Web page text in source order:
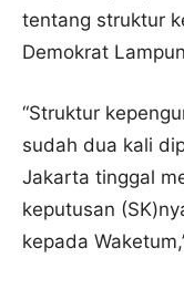
tentang struktur
Demokrat
“Struktur
sudah dua kali
Jakarta tinggal
keputusan
kepada